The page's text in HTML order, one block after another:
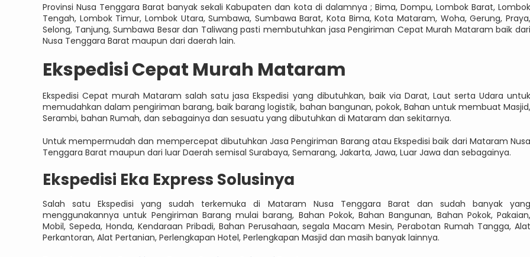
Provinsi Nusa Tenggara Barat banyak sekali Kabupaten dan kota di dalamnya ; Bima, Dompu, Lombok Barat, Lombok
Tengah, Lombok Timur, Lombok Utara, Sumbawa, Sumbawa Barat, Kota Bima, Kota Mataram, Woha, Gerung, Praya,
Selong, Tanjung, Sumbawa Besar dan Taliwang pasti membutuhkan jasa Pengiriman Cepat Murah Mataram baik dari
Nusa Tenggara Barat maupun dari daerah lain.
Ekspedisi Cepat Murah Mataram
Ekspedisi Cepat murah Mataram salah satu jasa Ekspedisi yang dibutuhkan, baik via Darat, Laut serta Udara untuk
memudahkan dalam pengiriman barang, baik barang logistik, bahan bangunan, pokok, Bahan untuk membuat Masjid,
Serambi, bahan Rumah, dan sebagainya dan sesuatu yang dibutuhkan di Mataram dan sekitarnya.
Untuk mempermudah dan mempercepat dibutuhkan Jasa Pengiriman Barang atau Ekspedisi baik dari Mataram Nusa
Tenggara Barat maupun dari luar Daerah semisal Surabaya, Semarang, Jakarta, Jawa, Luar Jawa dan sebagainya.
Ekspedisi Eka Express Solusinya
Salah satu Ekspedisi yang sudah terkemuka di Mataram Nusa Tenggara Barat dan sudah banyak yang
menggunakannya untuk Pengiriman Barang mulai barang, Bahan Pokok, Bahan Bangunan, Bahan Pokok, Pakaian,
Mobil, Sepeda, Honda, Kendaraan Pribadi, Bahan Perusahaan, segala Macam Mesin, Perabotan Rumah Tangga, Alat
Perkantoran, Alat Pertanian, Perlengkapan Hotel, Perlengkapan Masjid dan masih banyak lainnya.